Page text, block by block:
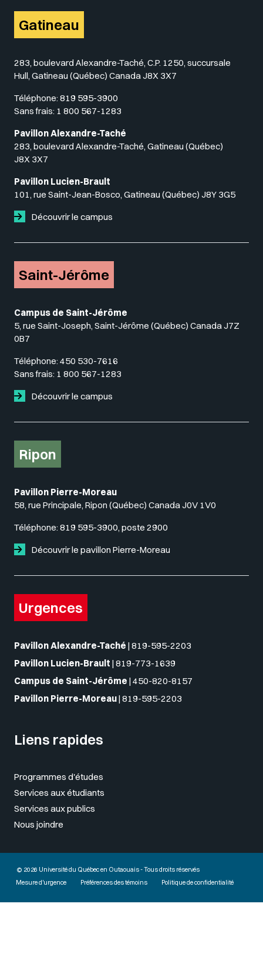
Gatineau
283, boulevard Alexandre-Taché, C.P. 1250, succursale
Hull, Gatineau (Québec) Canada J8X 3X7
Téléphone: 819 595-3900
Sans frais: 1 800 567-1283
Pavillon Alexandre-Taché
283, boulevard Alexandre-Taché, Gatineau (Québec)
J8X 3X7
Pavillon Lucien-Brault
101, rue Saint-Jean-Bosco, Gatineau (Québec) J8Y 3G5
Découvrir le campus
Saint-Jérôme
Campus de Saint-Jérôme
5, rue Saint-Joseph, Saint-Jérôme (Québec) Canada J7Z
0B7
Téléphone: 450 530-7616
Sans frais: 1 800 567-1283
Découvrir le campus
Ripon
Pavillon Pierre-Moreau
58, rue Principale, Ripon (Québec) Canada J0V 1V0
Téléphone: 819 595-3900, poste 2900
Découvrir le pavillon Pierre-Moreau
Urgences
Pavillon Alexandre-Taché | 819-595-2203
Pavillon Lucien-Brault | 819-773-1639
Campus de Saint-Jérôme | 450-820-8157
Pavillon Pierre-Moreau| 819-595-2203
Liens rapides
Programmes d'études
Services aux étudiants
Services aux publics
Nous joindre
© 2026 Université du Québec en Outaouais - Tous droits réservés
Mesure d'urgence
Préférences des témoins Politique de confidentialité